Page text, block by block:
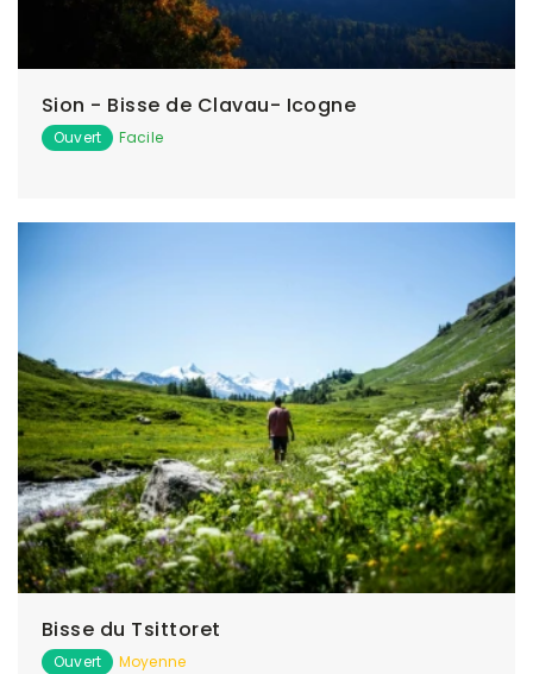
Sion - Bisse de Clavau- Icogne
Ouvert Facile
Bisse du Tsittoret
Ouvert Moyenne